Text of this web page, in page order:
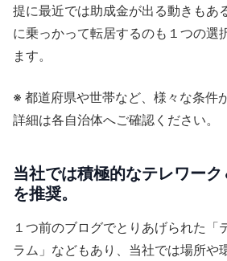
提に最近では助成金が出る動きもあ
に乗っかって転居するのも１つの選
ます。
※ 都道府県や世帯など、様々な条件
詳細は各自治体へご確認ください。
当社では積極的なテレワー
を推奨。
１つ前のブログでとりあげられた「
ラム」などもあり、当社では場所や